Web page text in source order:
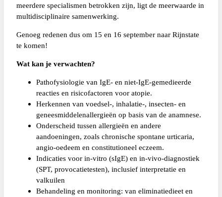
meerdere specialismen betrokken zijn, ligt de meerwaarde in
multidisciplinaire samenwerking.
Genoeg redenen dus om 15 en 16 september naar Rijnstate
te komen!
Wat kan je verwachten?
Pathofysiologie van IgE- en niet-IgE-gemedieerde
reacties en risicofactoren voor atopie.
Herkennen van voedsel-, inhalatie-, insecten- en
geneesmiddelenallergieën op basis van de anamnese.
Onderscheid tussen allergieën en andere
aandoeningen, zoals chronische spontane urticaria,
angio-oedeem en constitutioneel eczeem.
Indicaties voor in-vitro (sIgE) en in-vivo-diagnostiek
(SPT, provocatietesten), inclusief interpretatie en
valkuilen
Behandeling en monitoring: van eliminatiedieet en